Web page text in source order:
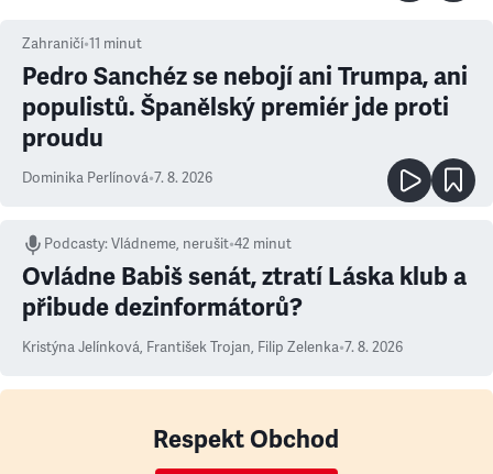
Zahraničí•11 minut
Pedro Sanchéz se nebojí ani Trumpa, ani
populistů. Španělský premiér jde proti
proudu
Dominika Perlínová•7. 8. 2026
Podcasty:Vládneme, nerušit•42 minut
Ovládne Babiš senát, ztratí Láska klub a
přibude dezinformátorů?
Kristýna Jelínková, František Trojan, Filip Zelenka•7. 8. 2026
Respekt Obchod